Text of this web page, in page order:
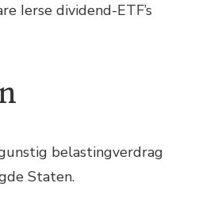
Ierse dividend-ETF’s
belastingverdrag
Staten.